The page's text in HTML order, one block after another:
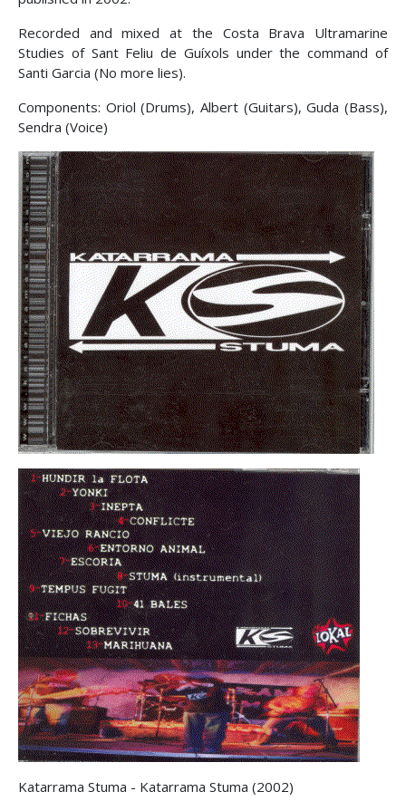
Recorded and mixed at the Costa Brava Ultramarine
Studies of Sant Feliu de Guíxols under the command of
Santi Garcia (No more lies).
Components: Oriol (Drums), Albert (Guitars), Guda (Bass),
Sendra (Voice)
Katarrama Stuma - Katarrama Stuma (2002)